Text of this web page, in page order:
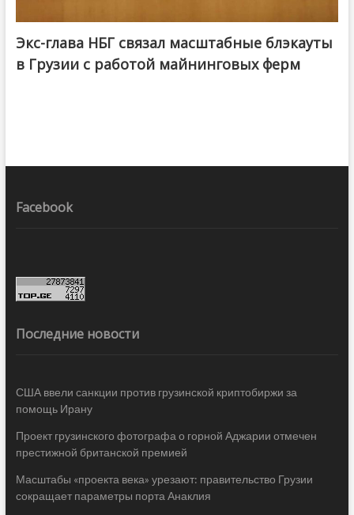
Экс-глава НБГ связал масштабные блэкауты
в Грузии с работой майнинговых ферм
Facebook
Последние новости
США ввели санкции против грузинской криптобиржи за
помощь Ирану
Проект грузинского фотографа о горной Аджарии отмечен
престижной британской премией
Масштабы «проекта века» урезают: правительство Грузии
сокращает параметры порта Анаклия